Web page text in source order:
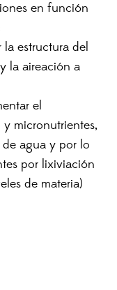
en función
la estructura del
la aireación a
el
micronutrientes,
agua y por lo
por lixiviación
de materia)